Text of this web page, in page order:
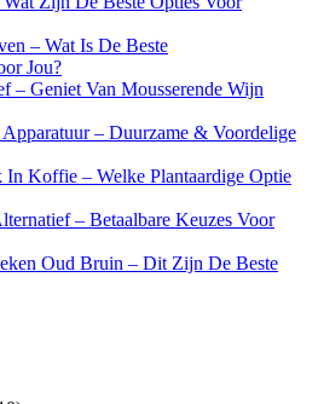
– Wat Is De Beste
Jou?
– Geniet Van Mousserende Wijn
– Duurzame & Voordelige
Koffie – Welke Plantaardige Optie
– Betaalbare Keuzes Voor
Oud Bruin – Dit Zijn De Beste